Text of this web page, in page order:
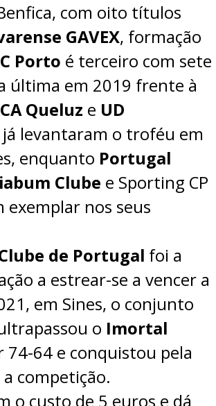
com oito títulos
GAVEX, formação
Porto é terceiro com sete
última em 2019 frente à
CA Queluz e UD
já levantaram o troféu em
enquanto Portugal
Clube e Sporting CP
exemplar nos seus
de Portugal foi a
a estrear-se a vencer a
em Sines, o conjunto
o Imortal
74-64 e conquistou pela
a competição.
o custo de 5 euros e dá